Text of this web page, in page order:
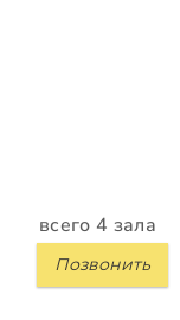
всего 4 зала
Позвонить